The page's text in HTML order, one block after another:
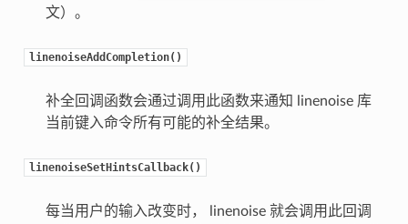
文）。
linenoiseAddCompletion()
补全回调函数会通过调用此函数来通知 linenoise 库
当前键入命令所有可能的补全结果。
linenoiseSetHintsCallback()
每当用户的输入改变时， linenoise 就会调用此回调